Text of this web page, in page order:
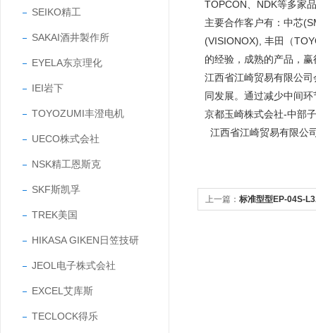
SEIKO精工
SAKAI酒井製作所
EYELA东京理化
IEI岩下
TOYOZUMI丰澄电机
UECO株式会社
NSK精工恩斯克
SKF斯凯孚
TREK美国
HIKASA GIKEN日笠技研
JEOL电子株式会社
EXCEL艾库斯
TECLOCK得乐
TOPCON、NDK等多家
主要合作客户有：中芯
(VISIONOX), 丰田（
的经验，成熟的产品，
江西省江崎贸易有限公
同发展。通过减少中间
京都玉崎株式会社-中部
江西省江崎贸易有限公
上一篇： 标准型型EP-04S-